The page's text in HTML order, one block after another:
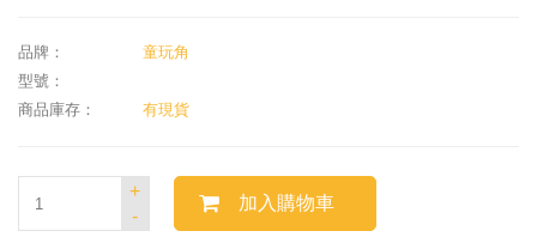
品牌：
童玩角
型號：
商品庫存：
有現貨
-
+
加入購物車